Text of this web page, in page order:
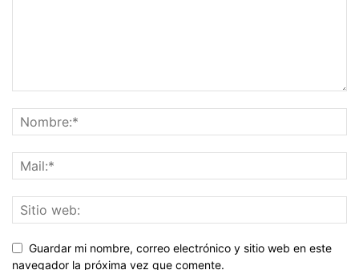
Guardar mi nombre, correo electrónico y sitio web en este
navegador la próxima vez que comente.